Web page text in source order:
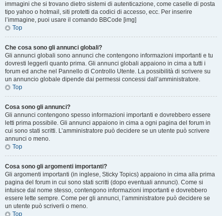
immagini che si trovano dietro sistemi di autenticazione, come caselle di posta
tipo yahoo o hotmail, siti protetti da codici di accesso, ecc. Per inserire
l’immagine, puoi usare il comando BBCode [img]
Top
Che cosa sono gli annunci globali?
Gli annunci globali sono annunci che contengono informazioni importanti e tu
dovresti leggerli quanto prima. Gli annunci globali appaiono in cima a tutti i
forum ed anche nel Pannello di Controllo Utente. La possibilità di scrivere su
un annuncio globale dipende dai permessi concessi dall’amministratore.
Top
Cosa sono gli annunci?
Gli annunci contengono spesso informazioni importanti e dovrebbero essere
letti prima possibile. Gli annunci appaiono in cima a ogni pagina del forum in
cui sono stati scritti. L’amministratore può decidere se un utente può scrivere
annunci o meno.
Top
Cosa sono gli argomenti importanti?
Gli argomenti importanti (in inglese, Sticky Topics) appaiono in cima alla prima
pagina del forum in cui sono stati scritti (dopo eventuali annunci). Come si
intuisce dal nome stesso, contengono informazioni importanti e dovrebbero
essere lette sempre. Come per gli annunci, l’amministratore può decidere se
un utente può scriverli o meno.
Top